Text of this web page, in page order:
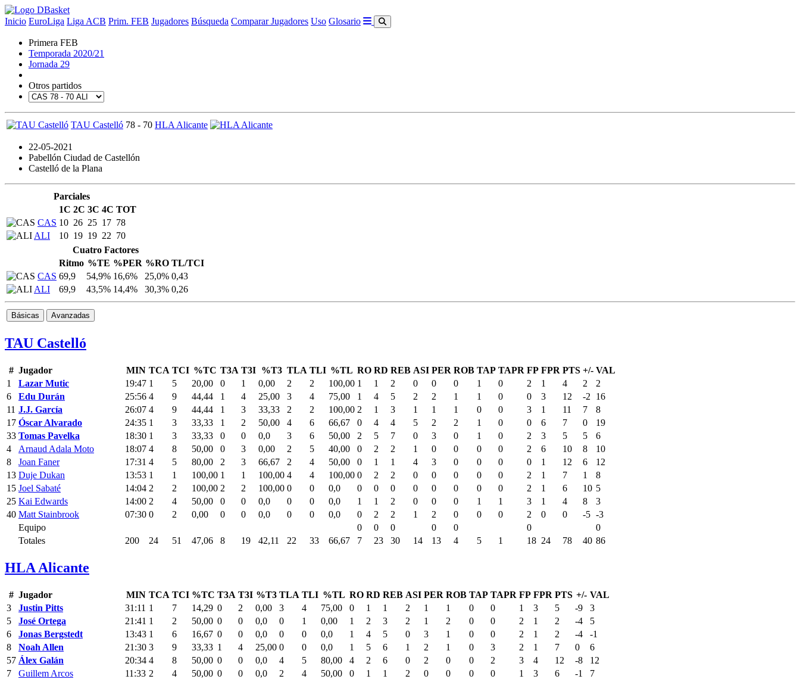
Inicio EuroLiga Liga ACB Prim. FEB Jugadores Búsqueda Comparar Jugadores Uso Glosario
Primera FEB
Temporada 2020/21
Jornada 29
Otros partidos
TAU Castelló 78 - 70 HLA Alicante
22-05-2021
Pabellón Ciudad de Castellón
Castelló de la Plana
Parciales
1C 2C 3C 4C TOT
CAS 10 26 25 17 78
ALI
10 19 19 22 70
Cuatro Factores
Ritmo %TE %PER %RO TL/TCI
CAS 69,9 54,9% 16,6% 25,0% 0,43
ALI
69,9 43,5% 14,4% 30,3% 0,26
Básicas Avanzadas
TAU Castelló
# Jugador MIN TCA TCI %TC T3A T3I %T3 TLA TLI %TL RO RD REB ASI PER ROB TAP TAPR FP FPR PTS +/- VAL
1
Lazar Mutic 19:47 1 5 20,00 0 1 0,00 2 2 100,00 1 1 2 0 0 0 1 0 2 1 4 2
2
6
Edu Durán 25:56 4 9 44,44 1 4 25,00 3 4 75,00 1 4 5 2 2 1 1 0 0 3 12 -2
16
11 J.J. García 26:07 4 9 44,44 1 3 33,33 2 2 100,00 2 1 3 1 1 1 0 0 3 1 11 7
8
17 Óscar Alvarado 24:35 1 3 33,33 1 2 50,00 4 6 66,67 0 4 4 5 2 2 1 0 0 6 7 0
19
33 Tomas Pavelka 18:30 1 3 33,33 0 0 0,0 3 6 50,00 2 5 7 0 3 0 1 0 2 3 5 5
6
4
Arnaud Adala Moto 18:07 4 8 50,00 0 3 0,00 2 5 40,00 0 2 2 1 0 0 0 0 2 6 10 8
10
8
Joan Faner 17:31 4 5 80,00 2 3 66,67 2 4 50,00 0 1 1 4 3 0 0 0 0 1 12 6
12
13 Duje Dukan 13:53 1 1 100,00 1 1 100,00 4 4 100,00 0 2 2 0 0 0 0 0 2 1 7 1
8
15 Joel Sabaté 14:04 2 2 100,00 2 2 100,00 0 0 0,0 0 0 0 0 0 0 0 0 2 1 6 10 5
25 Kai Edwards 14:00 2 4 50,00 0 0 0,0 0 0 0,0 1 1 2 0 0 0 1 1 3 1 4 8
3
40 Matt Stainbrook 07:30 0 2 0,00 0 0 0,0 0 0 0,0 0 2 2 1 2 0 0 0 2 0 0 -5 -3
Equipo
0 0 0 0 0 0
0
Totales
200 24 51 47,06 8 19 42,11 22 33 66,67 7 23 30 14 13 4 5 1 18 24 78 40 86
HLA Alicante
# Jugador MIN TCA TCI %TC T3A T3I %T3 TLA TLI %TL RO RD REB ASI PER ROB TAP TAPR FP FPR PTS +/- VAL
3
Justin Pitts 31:11 1 7 14,29 0 2 0,00 3 4 75,00 0 1 1 2 1 1 0 0 1 3 5 -9
3
5
José Ortega 21:41 1 2 50,00 0 0 0,0 0 1 0,00 1 2 3 2 1 2 0 0 2 1 2 -4
5
6
Jonas Bergstedt 13:43 1 6 16,67 0 0 0,0 0 0 0,0 1 4 5 0 3 1 0 0 2 1 2 -4
-1
8
Noah Allen 21:30 3 9 33,33 1 4 25,00 0 0 0,0 1 5 6 1 2 1 0 3 2 1 7 0
6
57 Álex Galán 20:34 4 8 50,00 0 0 0,0 4 5 80,00 4 2 6 0 2 0 0 2 3 4 12 -8
12
7
Guillem Arcos 11:33 2 4 50,00 0 0 0,0 2 4 50,00 0 1 1 2 0 0 0 0 1 3 6 -1
7